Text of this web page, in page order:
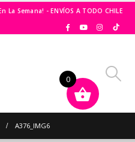
La Semana! - ENVÍOS A TODO CHILE
A376_IMG6
0